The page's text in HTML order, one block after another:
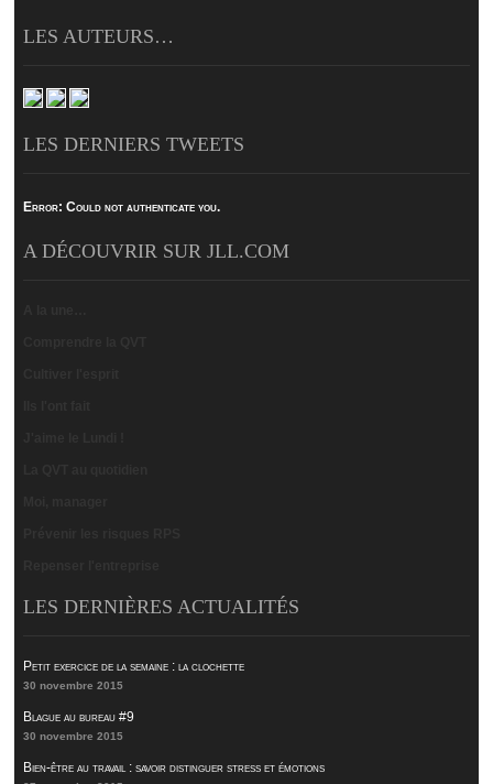
LES AUTEURS…
LES DERNIERS TWEETS
Error: Could not authenticate you.
A DÉCOUVRIR SUR JLL.COM
LES DERNIÈRES ACTUALITÉS
Petit exercice de la semaine : la clochette
30 novembre 2015
Blague au bureau #9
30 novembre 2015
Bien-être au travail : savoir distinguer stress et émotions